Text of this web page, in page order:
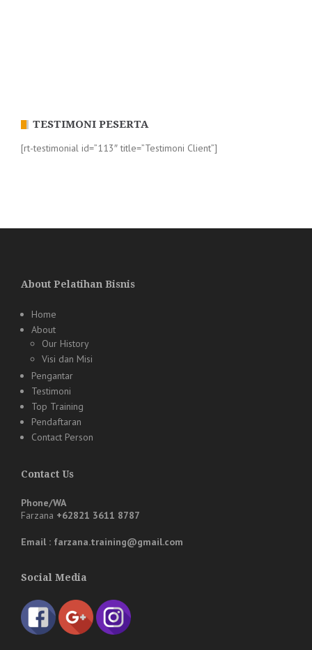
TESTIMONI PESERTA
[rt-testimonial id=”113″ title=”Testimoni Client”]
About Pelatihan Bisnis
Home
About
Our History
Visi dan Misi
Pengantar
Testimoni
Top Training
Pendaftaran
Contact Person
Contact Us
Phone/WA
Farzana +62821 3611 8787
Email : farzana.training@gmail.com
Social Media